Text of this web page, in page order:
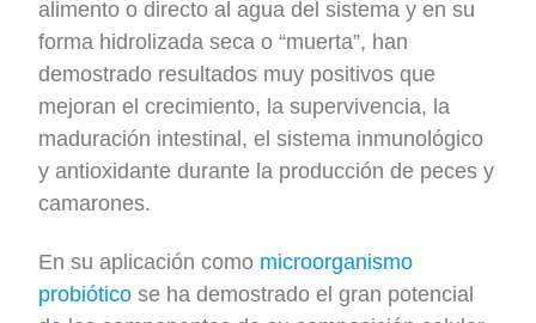
alimento o directo al agua del sistema y en su
forma hidrolizada seca o “muerta”, han
demostrado resultados muy positivos que
mejoran el crecimiento, la supervivencia, la
maduración intestinal, el sistema inmunológico
y antioxidante durante la producción de peces y
camarones.
En su aplicación como microorganismo
probiótico se ha demostrado el gran potencial